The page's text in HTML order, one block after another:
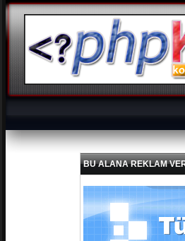
BU ALANA REKLAM